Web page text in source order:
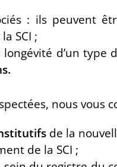
: ils peuvent
SCI ;
d’un
nous vous
de la
de la SCI ;